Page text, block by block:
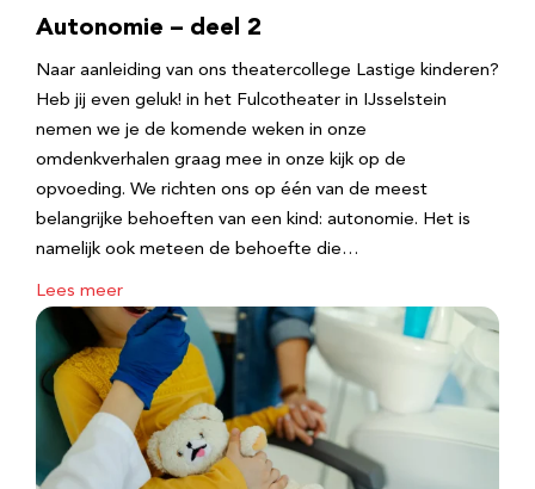
Autonomie – deel 2
Naar aanleiding van ons theatercollege Lastige kinderen?
Heb jij even geluk! in het Fulcotheater in IJsselstein
nemen we je de komende weken in onze
omdenkverhalen graag mee in onze kijk op de
opvoeding. We richten ons op één van de meest
belangrijke behoeften van een kind: autonomie. Het is
namelijk ook meteen de behoefte die…
Lees meer